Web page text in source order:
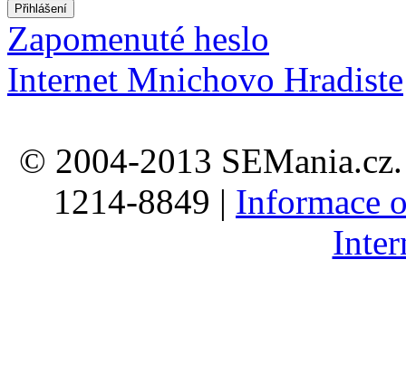
Zapomenuté heslo
Internet Mnichovo Hradiste
© 2004-2013
1214-8849 | Informace